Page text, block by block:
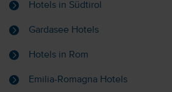
Hotels in Südtirol
Gardasee Hotels
Hotels in Rom
Emilia-Romagna Hotels